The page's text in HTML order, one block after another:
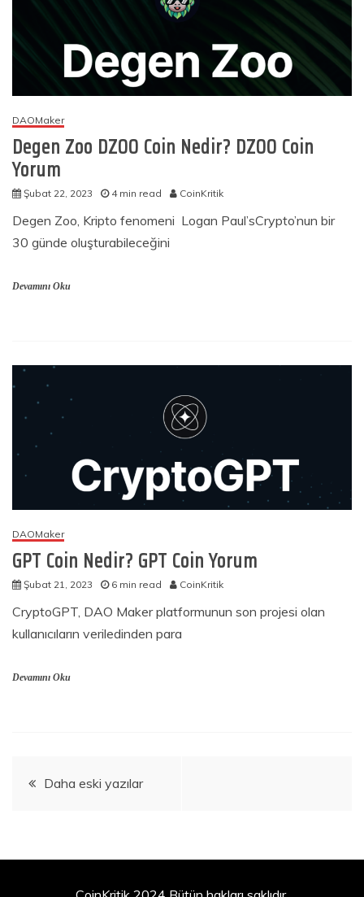
DAOMaker
Degen Zoo DZOO Coin Nedir? DZOO Coin
Yorum
Şubat 22, 2023 4 min read CoinKritik
Degen Zoo, Kripto fenomeni Logan Paul’sCrypto’nun bir
30 günde oluşturabileceğini
Devamını Oku
DAOMaker
GPT Coin Nedir? GPT Coin Yorum
Şubat 21, 2023 6 min read CoinKritik
CryptoGPT, DAO Maker platformunun son projesi olan
kullanıcıların veriledinden para
Devamını Oku
YazıDaha eski yazılar